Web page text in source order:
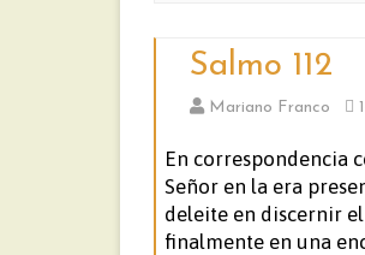
Salmo 112
Mariano Franco
En correspondencia
Señor en la era
deleite en discernir
finalmente en una